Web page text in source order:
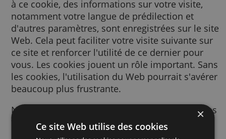
Un cookie est un petit fichier texte envoyé à
votre navigateur via le site Web consulté.
à ce cookie, des informations sur votre
notamment votre langue de prédilection et
d'autres paramètres, sont enregistrées sur
Web. Cela peut faciliter votre visite
ce site et renforcer l'utilité de ce dernier
vous. Les cookies jouent un rôle important.
les cookies, l'utilisation du Web pourrait
beaucoup plus frustrante.